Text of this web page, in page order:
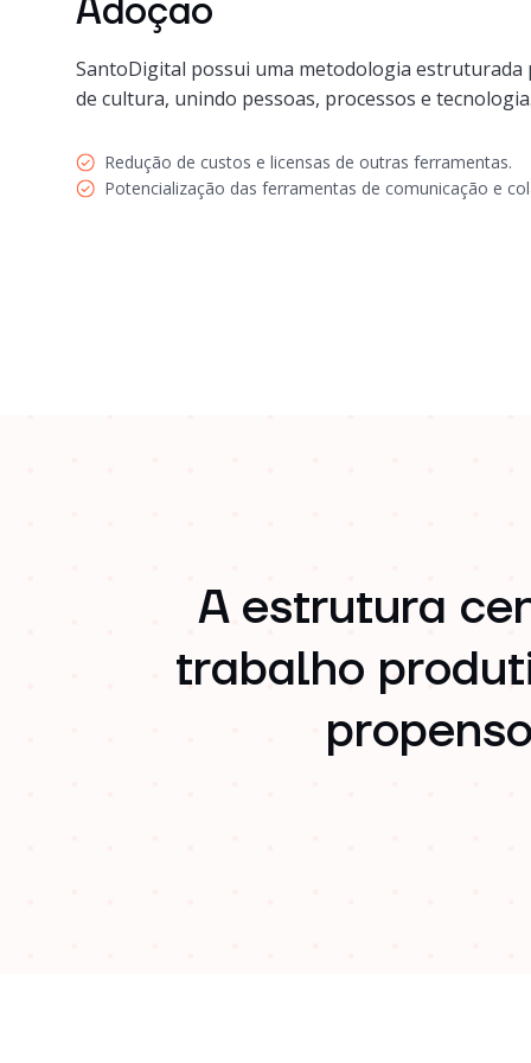
Adoção
SantoDigital possui uma metodologia estruturada
de cultura, unindo pessoas, processos e tecnologia.
Redução de custos e licensas de outras ferramentas.
Potencialização das ferramentas de comunicação e
A estrutura
trabalho